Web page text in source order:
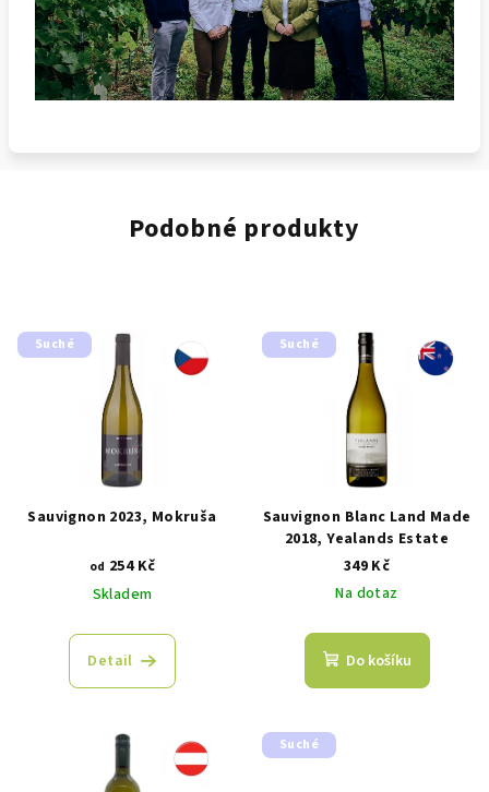
Podobné produkty
Suché
Sauvignon 2023, Mokruša
od 254 Kč
Skladem
Detail
Suché
Sauvignon Blanc Land Made
2018, Yealands Estate
349 Kč
Na dotaz
Do košíku
Suché